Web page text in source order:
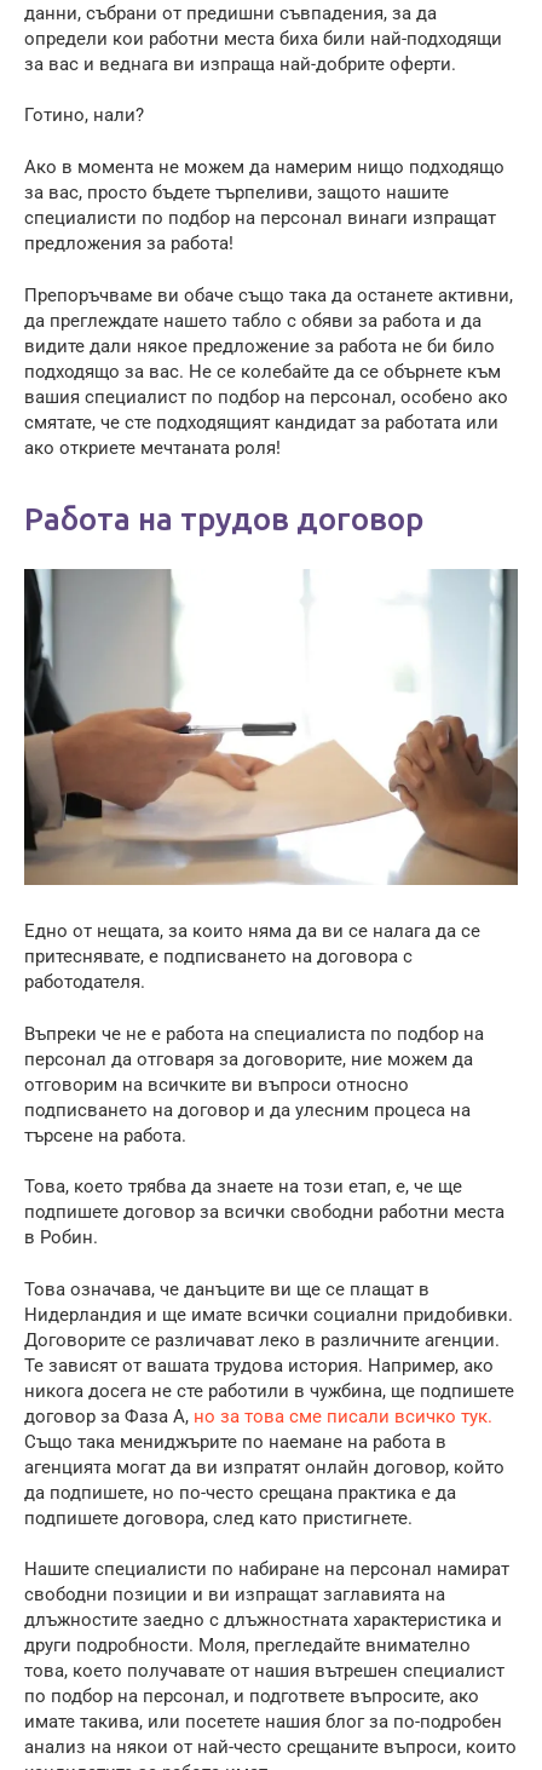
данни, събрани от предишни съвпадения, за да
определи кои работни места биха били най-подходящи
за вас и веднага ви изпраща най-добрите оферти.
Готино, нали?
Ако в момента не можем да намерим нищо подходящо
за вас, просто бъдете търпеливи, защото нашите
специалисти по подбор на персонал винаги изпращат
предложения за работа!
Препоръчваме ви обаче също така да останете активни,
да преглеждате нашето табло с обяви за работа и да
видите дали някое предложение за работа не би било
подходящо за вас. Не се колебайте да се обърнете към
вашия специалист по подбор на персонал, особено ако
смятате, че сте подходящият кандидат за работата или
ако откриете мечтаната роля!
Работа на трудов договор
Едно от нещата, за които няма да ви се налага да се
притеснявате, е подписването на договора с
работодателя.
Въпреки че не е работа на специалиста по подбор на
персонал да отговаря за договорите, ние можем да
отговорим на всичките ви въпроси относно
подписването на договор и да улесним процеса на
търсене на работа.
Това, което трябва да знаете на този етап, е, че ще
подпишете договор за всички свободни работни места
в Робин.
Това означава, че данъците ви ще се плащат в
Нидерландия и ще имате всички социални придобивки.
Договорите се различават леко в различните агенции.
Те зависят от вашата трудова история. Например, ако
никога досега не сте работили в чужбина, ще подпишете
договор за Фаза А, но за това сме писали всичко тук.
Също така мениджърите по наемане на работа в
агенцията могат да ви изпратят онлайн договор, който
да подпишете, но по-често срещана практика е да
подпишете договора, след като пристигнете.
Нашите специалисти по набиране на персонал намират
свободни позиции и ви изпращат заглавията на
длъжностите заедно с длъжностната характеристика и
други подробности. Моля, прегледайте внимателно
това, което получавате от нашия вътрешен специалист
по подбор на персонал, и подгответе въпросите, ако
имате такива, или посетете нашия блог за по-подробен
анализ на някои от най-често срещаните въпроси, които